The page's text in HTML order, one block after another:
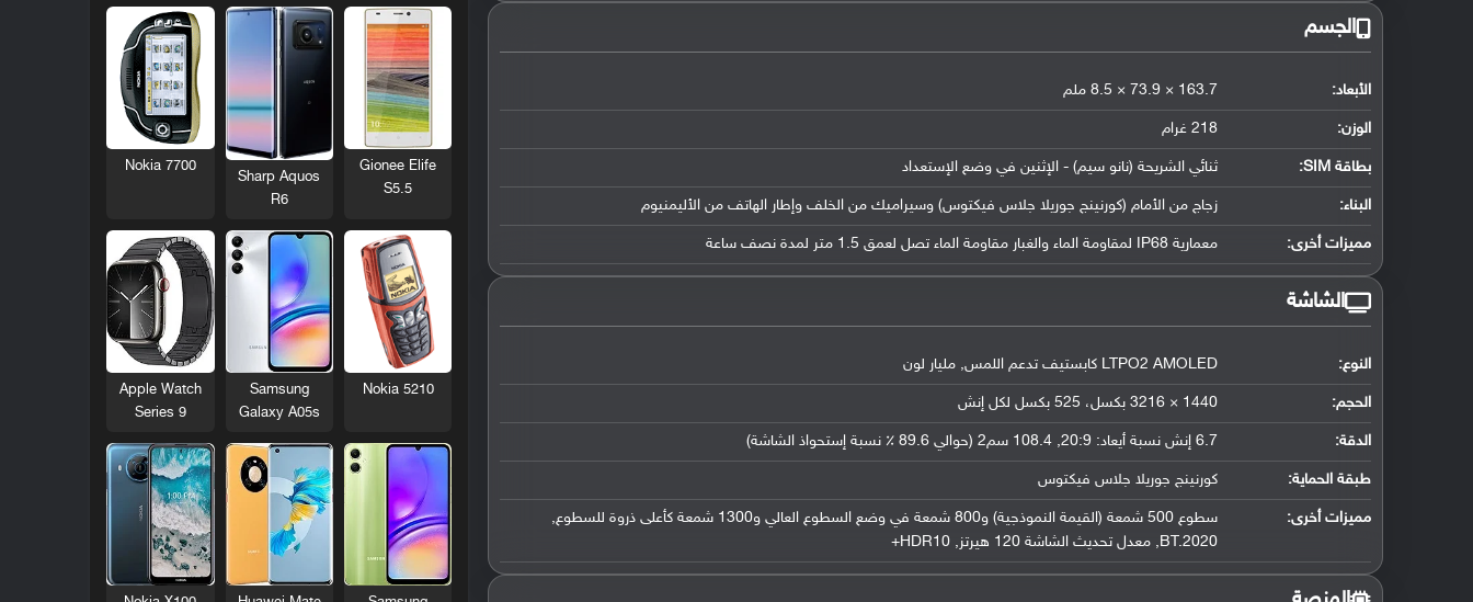
الجسم
الأبعاد: 163.7 × 73.9 × 8.5 ملم
الوزن: 218 غرام
بطاقة SIM: ثنائي الشريحة (نانو سيم) - الإثنين في وضع الإستعداد
البناء: زجاج من الأمام (كورنينج جوريلا جلاس فيكتوس) وسيراميك من الخلف وإطار الهاتف من الأليمنيوم
مميزات أخرى: معمارية IP68 لمقاومة الماء والغبار مقاومة الماء تصل لعمق 1.5 متر لمدة نصف ساعة
الشاشة
النوع: LTPO2 AMOLED كابستيف تدعم اللمس, مليار لون
الحجم: 1440 × 3216 بكسل، 525 بكسل لكل إنش
الدقة: 6.7 إنش نسبة أيعاد: 20:9, 108.4 سم2 (حوالي 89.6 ٪ نسبة إستحواذ الشاشة)
طبقة الحماية: كورنينج جوريلا جلاس فيكتوس
مميزات أخرى:
سطوع 500 شمعة (القيمة النموذجية) و800 شمعة في وضع السطوع العالي و1300 شمعة كأعلى ذروة للسطوع,
BT.2020, معدل تحديث الشاشة 120 هيرتز, HDR10+
Gionee Elife
S5.5
Sharp Aquos
R6
Nokia 7700
Nokia 5210
Samsung
Galaxy A05s
Apple Watch
Series 9